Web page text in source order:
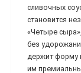
сливочных
становится
«Четыре
без
держит форму
им